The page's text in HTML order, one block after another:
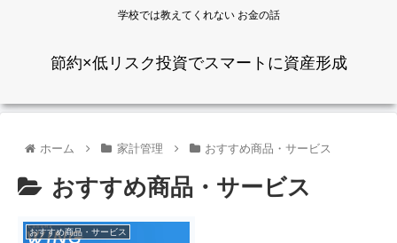
学校では教えてくれない お金の話
節約×低リスク投資でスマートに資産形成
ホーム 家計管理 おすすめ商品・サービス
おすすめ商品・サービス
おすすめ商品・サービス